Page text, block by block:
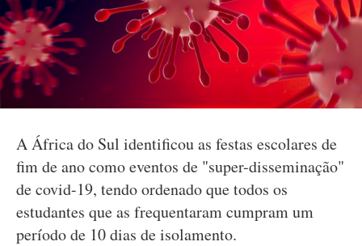
A África do Sul identificou as festas escolares de
fim de ano como eventos de "super-disseminação"
de covid-19, tendo ordenado que todos os
estudantes que as frequentaram cumpram um
período de 10 dias de isolamento.